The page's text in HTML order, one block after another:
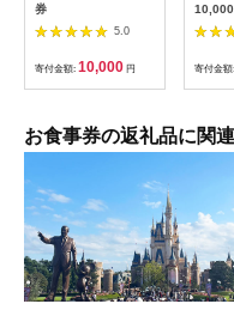
券
5.0
寄付金額: 10,000 円
10,000
1000
ケッ
福岡
寄付金額:
お食事券の返礼品に関